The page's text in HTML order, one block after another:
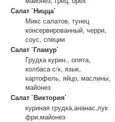
Салат `Ницца`
Микс салатов, тунец
консервированный, черри,
соус, специи
Салат `Гламур`
Грудка курин., опята,
колбаса с/к, язык,
картофель, яйцо, маслины,
майонез
Салат `Виктория`
куриная грудка,ананас,лук
фри,майонез